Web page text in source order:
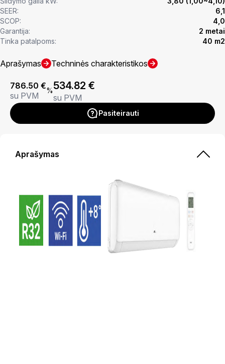
SEER:
6,1
SCOP:
4,0
Garantija:
2 metai
Tinka patalpoms:
40 m2
Aprašymas Techninės charakteristikos
786.50 €
su PVM
%534.82 €
su PVM
Pasiteirauti
Aprašymas